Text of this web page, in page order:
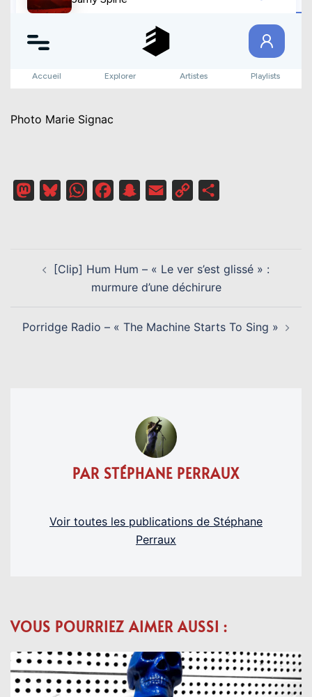
Photo Marie Signac
MastodonBlueskyWhatsAppFacebookSnapchat
Email
Copy
D’ARTICLE[Clip] Hum Hum – « Le ver s’est glissé » :
murmure d’une déchirure
Porridge Radio – « The Machine Starts To Sing »
PAR STÉPHANE PERRAUX
Voir toutes les publications de Stéphane
Perraux
VOUS POURRIEZ AIMER AUSSI :